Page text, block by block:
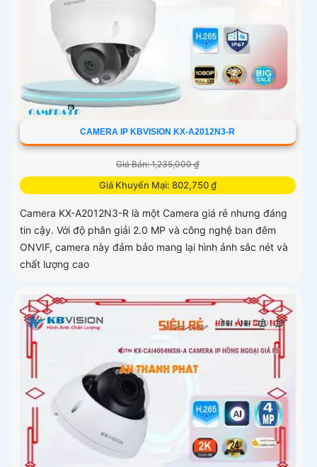
CAMERA IP KBVISION KX-A2012N3-R
Giá Bán: 1,235,000 ₫
Giá Khuyến Mại: 802,750 ₫
Camera KX-A2012N3-R là một Camera giá rẻ nhưng đáng
tin cậy. Với độ phân giải 2.0 MP và công nghệ ban đêm
ONVIF, camera này đảm bảo mang lại hình ảnh sắc nét và
chất lượng cao